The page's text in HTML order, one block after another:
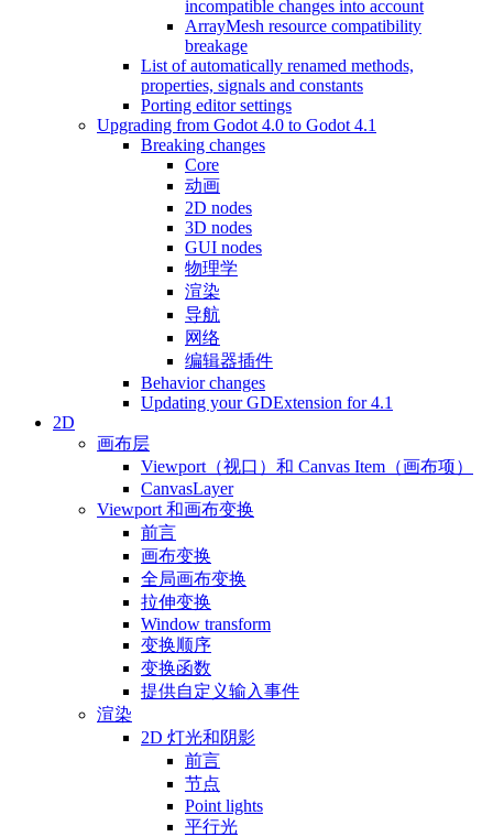
incompatible changes into account
ArrayMesh resource compatibility
breakage
List of automatically renamed methods,
properties, signals and constants
Porting editor settings
Upgrading from Godot 4.0 to Godot 4.1
Breaking changes
Core
动画
2D nodes
3D nodes
GUI nodes
物理学
渲染
导航
网络
编辑器插件
Behavior changes
Updating your GDExtension for 4.1
2D
画布层
Viewport（视口）和 Canvas Item（画布项）
CanvasLayer
Viewport 和画布变换
前言
画布变换
全局画布变换
拉伸变换
Window transform
变换顺序
变换函数
提供自定义输入事件
渲染
2D 灯光和阴影
前言
节点
Point lights
平行光